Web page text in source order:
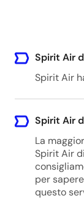
Spirit Air
Spirit Air
Spirit Air
La
Spirit Air
per
questo